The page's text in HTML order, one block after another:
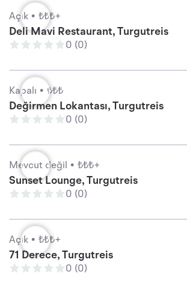
Açık • ₺₺₺+
Deli Mavi Restaurant, Turgutreis
0 (0)
Kapalı • ₺₺₺
Değirmen Lokantası, Turgutreis
0 (0)
Mevcut değil • ₺₺₺+
Sunset Lounge, Turgutreis
0 (0)
Açık • ₺₺₺+
71 Derece, Turgutreis
0 (0)